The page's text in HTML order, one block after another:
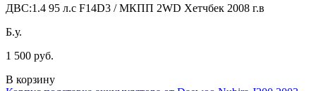
ДВС:1.4 95 л.с F14D3 / МКПП 2WD Хетчбек 2008 г.в
Б.у.
1 500 руб.
В корзину